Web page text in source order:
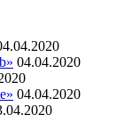
04.04.2020
04.04.2020